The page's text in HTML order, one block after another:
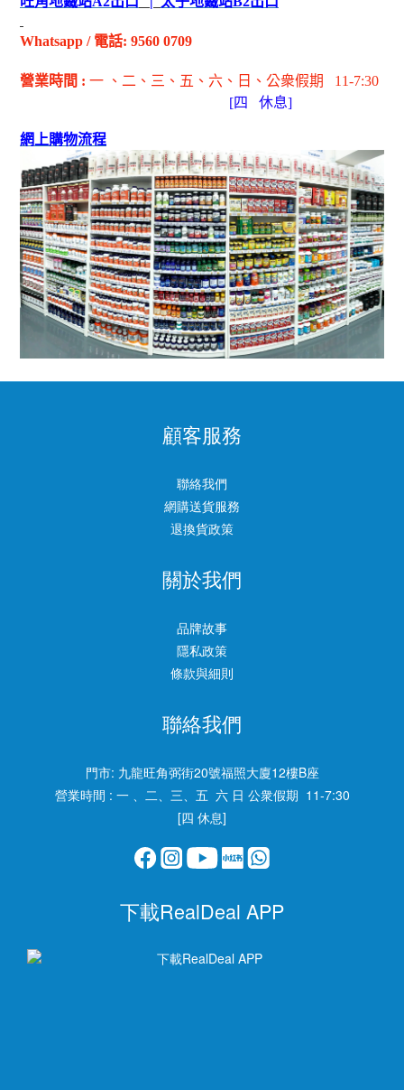
Whatsapp / 電話: 9560 0709
營業時間 : 一 、二、三、五 、六 、日 、公衆假期
11-7:30
[四 休息]
網上購物流程
顧客服務
聯絡我們
網購送貨服務
退換貨政策
關於我們
品牌故事
隱私政策
條款與細則
聯絡我們
門市: 九龍旺角弼街20號福照大廈12樓B座
營業時間 : 一 、二、三、五 六 日 公衆假期 11-7:30
[四 休息]
下載RealDeal APP